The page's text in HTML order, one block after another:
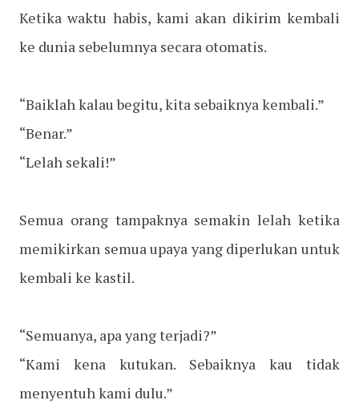
Ketika waktu habis, kami akan dikirim kembali
ke dunia sebelumnya secara otomatis.
“Baiklah kalau begitu, kita sebaiknya kembali.”
“Benar.”
“Lelah sekali!”
Semua orang tampaknya semakin lelah ketika
memikirkan semua upaya yang diperlukan untuk
kembali ke kastil.
“Semuanya, apa yang terjadi?”
“Kami kena kutukan. Sebaiknya kau tidak
menyentuh kami dulu.”